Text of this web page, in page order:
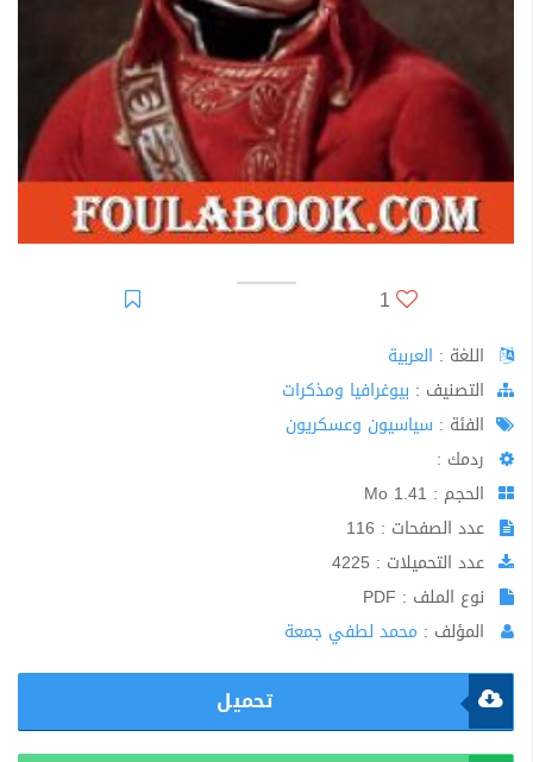
1
اللغة : العربية
اﻟﺘﺼﻨﻴﻒ : بيوغرافيا ومذكرات
الفئة : سياسيون وعسكريون
ردمك :
الحجم : 1.41 Mo
عدد الصفحات : 116
عدد التحميلات : 4225
نوع الملف : PDF
المؤلف : محمد لطفي جمعة
تحميل